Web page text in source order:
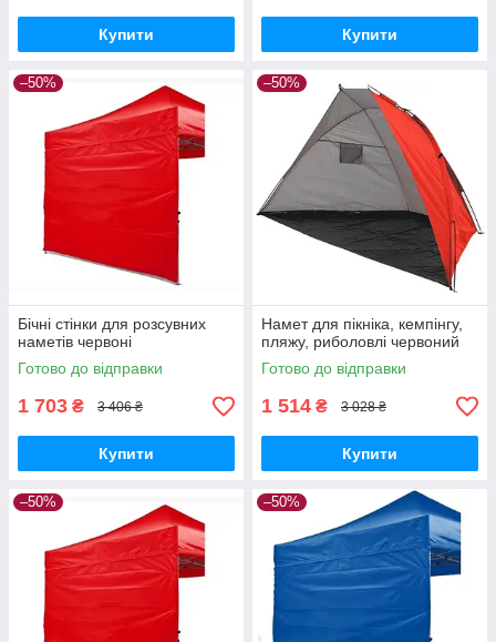
Купити Купити
–50%
Бічні стінки для розсувних
наметів червоні
Готово до відправки
1 703 ₴ 3 406 ₴
Купити
–50%
Намет для пікніка, кемпінгу,
пляжу, риболовлі червоний
Готово до відправки
1 514 ₴ 3 028 ₴
Купити
–50% –50%